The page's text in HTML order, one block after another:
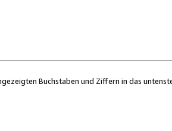
Buchstaben und Ziffern in das